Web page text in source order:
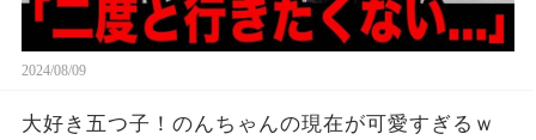
2024/08/09
大好き五つ子！のんちゃんの現在が可愛すぎるｗ